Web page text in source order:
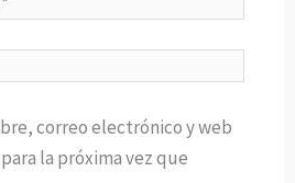
correo electrónico y web
la próxima vez que